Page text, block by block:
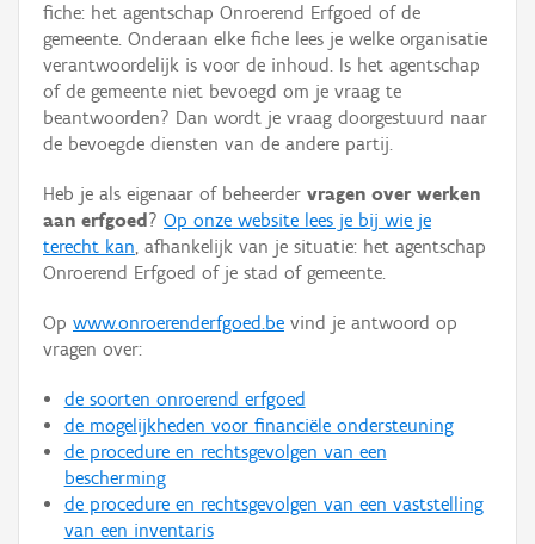
Thema
Gebeurtenis
Persoon of collectief
Hergebruik
Aanmelden
fiche: het agentschap Onroerend Erfgoed of de
gemeente. Onderaan elke fiche lees je welke organisatie
verantwoordelijk is voor de inhoud. Is het agentschap
of de gemeente niet bevoegd om je vraag te
beantwoorden? Dan wordt je vraag doorgestuurd naar
de bevoegde diensten van de andere partij.
Heb je als eigenaar of beheerder vragen over werken
aan erfgoed ? Op onze website lees je bij wie je
terecht kan, afhankelijk van je situatie: het agentschap
Onroerend Erfgoed of je stad of gemeente.
Op www.onroerenderfgoed.be vind je antwoord op
vragen over:
de soorten onroerend erfgoed
de mogelijkheden voor financiële ondersteuning
de procedure en rechtsgevolgen van een
bescherming
de procedure en rechtsgevolgen van een vaststelling
van een inventaris